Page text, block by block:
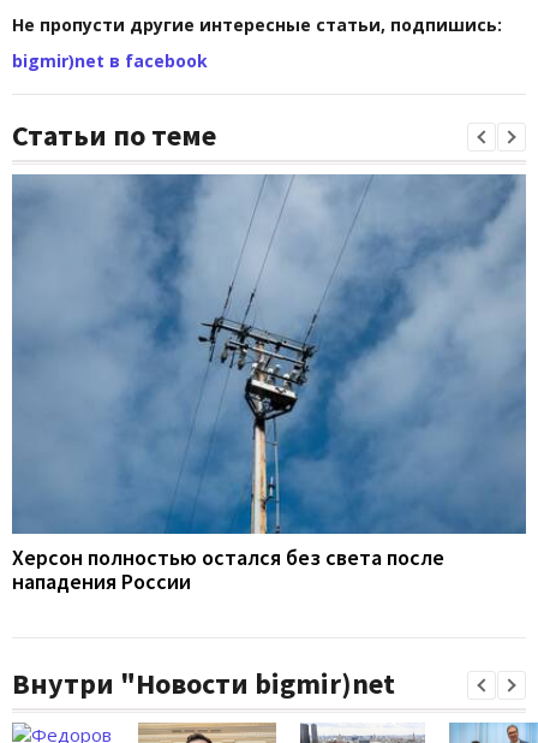
Не пропусти другие интересные статьи, подпишись:
bigmir)net в facebook
Статьи по теме
Херсон полностью остался без света после
нападения России
Внутри "Новости bigmir)net